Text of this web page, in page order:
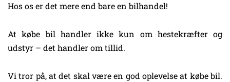
Hos os er det mere end bare en bilhandel!
At købe bil handler ikke kun om hestekræfter og
udstyr – det handler om tillid.
Vi tror på, at det skal være en god oplevelse at købe bil.